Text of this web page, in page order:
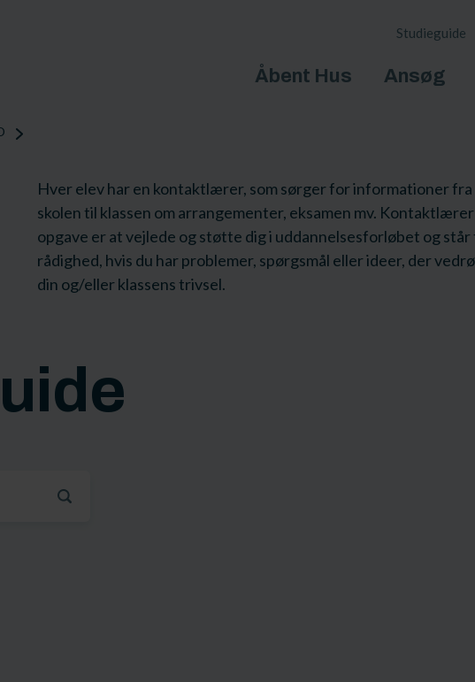
Studieguide
Åbent Hus Ansøg
Hver elev har en kontaktlærer, som sørger for informationer fra
skolen til klassen om arrangementer, eksamen mv.
opgave er at vejlede og støtte dig i uddannelsesforløbet og står
rådighed, hvis du har problemer, spørgsmål eller ideer, der
din og/eller klassens trivsel.